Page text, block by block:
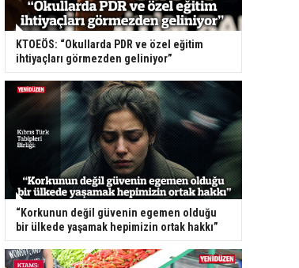
KTOEÖS: “Okullarda PDR ve özel eğitim
ihtiyaçları görmezden geliniyor”
“Korkunun değil güvenin egemen olduğu
bir ülkede yaşamak hepimizin ortak hakkı”